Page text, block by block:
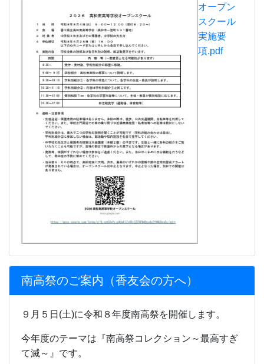
南高祭のご案内（香友会の方へ）
９月５日(土)に令和８年度南高祭を開催します。
今年度のテーマは『南高祭コレクション～最高すぎ
て滅～』です。
南高祭香友会の方へ.pdf